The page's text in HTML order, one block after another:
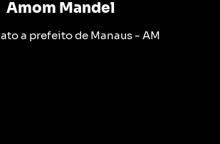
Amom Mandel
a prefeito de Manaus - AM